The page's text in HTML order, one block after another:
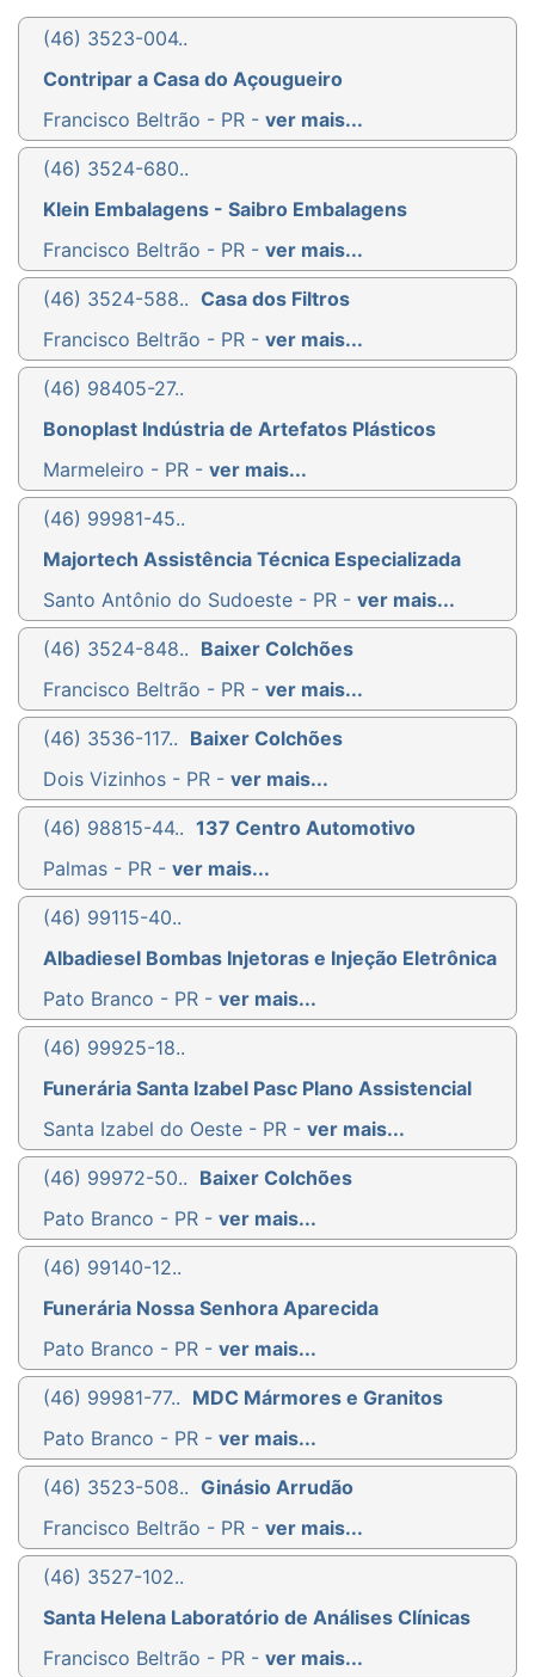
(46) 3523-004..
Contripar a Casa do Açougueiro
Francisco Beltrão - PR - ver mais...
(46) 3524-680..
Klein Embalagens - Saibro Embalagens
Francisco Beltrão - PR - ver mais...
(46) 3524-588.. Casa dos Filtros
Francisco Beltrão - PR - ver mais...
(46) 98405-27..
Bonoplast Indústria de Artefatos Plásticos
Marmeleiro - PR - ver mais...
(46) 99981-45..
Majortech Assistência Técnica Especializada
Santo Antônio do Sudoeste - PR - ver mais...
(46) 3524-848.. Baixer Colchões
Francisco Beltrão - PR - ver mais...
(46) 3536-117.. Baixer Colchões
Dois Vizinhos - PR - ver mais...
(46) 98815-44.. 137 Centro Automotivo
Palmas - PR - ver mais...
(46) 99115-40..
Albadiesel Bombas Injetoras e Injeção Eletrônica
Pato Branco - PR - ver mais...
(46) 99925-18..
Funerária Santa Izabel Pasc Plano Assistencial
Santa Izabel do Oeste - PR - ver mais...
(46) 99972-50.. Baixer Colchões
Pato Branco - PR - ver mais...
(46) 99140-12..
Funerária Nossa Senhora Aparecida
Pato Branco - PR - ver mais...
(46) 99981-77.. MDC Mármores e Granitos
Pato Branco - PR - ver mais...
(46) 3523-508.. Ginásio Arrudão
Francisco Beltrão - PR - ver mais...
(46) 3527-102..
Santa Helena Laboratório de Análises Clínicas
Francisco Beltrão - PR - ver mais...